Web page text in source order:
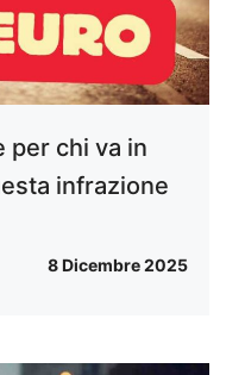
per chi va in
infrazione
8 Dicembre 2025